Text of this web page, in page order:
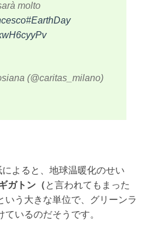
molto
#EarthDay
(@caritas_milano)
よると、地球温暖化のせい
ガトン（と言われてもまった
いう大きな単位で、グリーンラ
いるのだそうです。